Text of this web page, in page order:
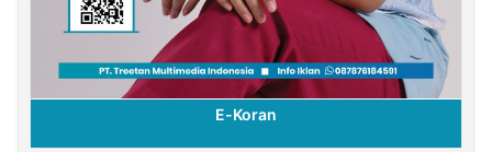
E-Koran